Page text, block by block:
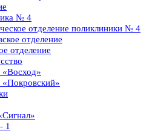
№ 4
отделение поликлиники № 4
отделение
отделение
1